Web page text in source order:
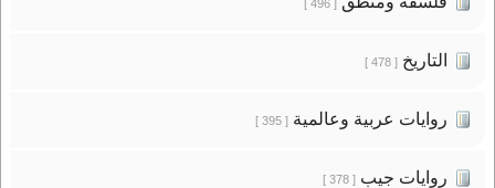
[ 496 ]
التاريخ[ 478 ]
روايات عربية وعالمية[ 395 ]
روايات جيب[ 378 ]